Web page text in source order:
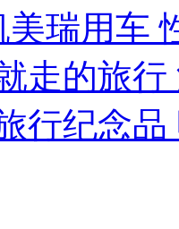
美瑞用车
走的旅
行纪念